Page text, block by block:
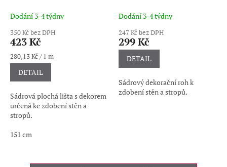
Dodání 3-4 týdny
350 Kč bez DPH
423 Kč
Měrná
cena:
280,13 Kč / 1 m
DETAIL
Sádrová plochá lišta s dekorem
určená ke zdobení stěn a
stropů.
151 cm
Dodání 3-4 týdny
247 Kč bez DPH
299 Kč
DETAIL
Sádrový dekorační roh k
zdobení stěn a stropů.